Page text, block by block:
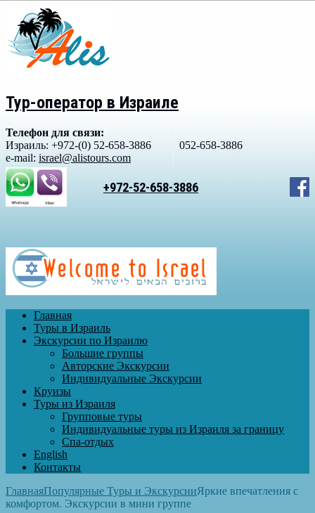
Тур-оператор в Израиле
Телефон для связи:
Израиль: +972-(0) 52-658-3886
052-658-3886
e-mail: israel@alistours.com
+972-52-658-3886
Главная
Туры в Израиль
Экскурсии по Израилю
Большие группы
Авторские Экскурсии
Индивидуальные Экскурсии
Круизы
Туры из Израиля
Групповые туры
Индивидуальные туры из Израиля за границу
Спа-отдых
English
Контакты
ГлавнаяПопулярные Туры и ЭкскурсииЯркие впечатления с
комфортом. Экскурсии в мини группе